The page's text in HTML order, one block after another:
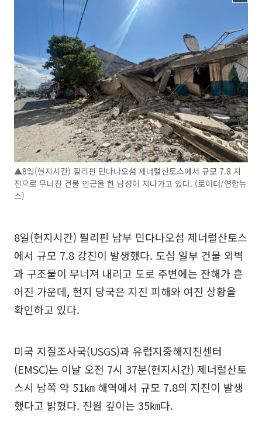
▲8일(현지시간) 필리핀 민다나오섬 제너럴산토스에서 규모 7.8 지
진으로 무너진 건물 인근을 한 남성이 지나가고 있다. (로이터/연합뉴
스)
8일(현지시간) 필리핀 남부 민다나오섬 제너럴산토스
에서 규모 7.8 강진이 발생했다. 도심 일부 건물 외벽
과 구조물이 무너져 내리고 도로 주변에는 잔해가 흩
어진 가운데, 현지 당국은 지진 피해와 여진 상황을
확인하고 있다.
미국 지질조사국(USGS)과 유럽지중해지진센터
(EMSC)는 이날 오전 7시 37분(현지시간) 제너럴산토
스시 남쪽 약 51㎞ 해역에서 규모 7.8의 지진이 발생
했다고 밝혔다. 진원 깊이는 35㎞다.